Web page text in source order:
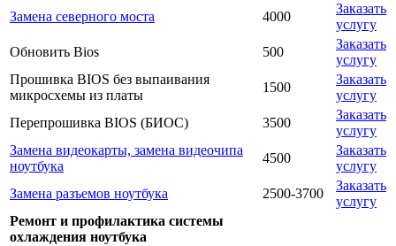
Замена северного моста
4000
Заказать
услугу
Обновить Bios
500
Заказать
услугу
Прошивка BIOS без выпаивания
микросхемы из платы
1500
Заказать
услугу
Перепрошивка BIOS (БИОС)
3500
Заказать
услугу
Замена видеокарты, замена видеочипа
ноутбука
4500
Заказать
услугу
Замена разъемов ноутбука
2500-3700
Заказать
услугу
Ремонт и профилактика системы
охлаждения ноутбука